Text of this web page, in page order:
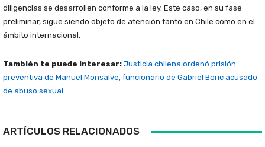
diligencias se desarrollen conforme a la ley. Este caso, en su fase
preliminar, sigue siendo objeto de atención tanto en Chile como en el
ámbito internacional.
También te puede interesar: Justicia chilena ordenó prisión
preventiva de Manuel Monsalve, funcionario de Gabriel Boric acusado
de abuso sexual
ARTÍCULOS RELACIONADOS